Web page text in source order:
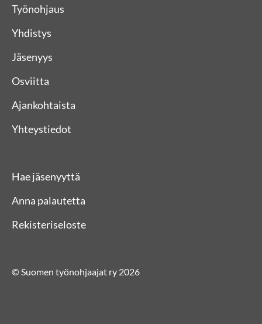
Työnohjaus
Yhdistys
Jäsenyys
Osviitta
Ajankohtaista
Yhteystiedot
Hae jäsenyyttä
Anna palautetta
Rekisteriseloste
© Suomen työnohjaajat ry 2026